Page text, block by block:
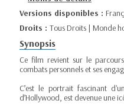
Versions disponibles :
Droits : Tous Droits | Monde
Synopsis
Ce film revient sur le
combats personnels et ses
C’est le portrait fascinant
d’Hollywood, est devenue une